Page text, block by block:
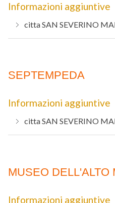
Informazioni aggiuntive
cittaSAN SEVERINO
SEPTEMPEDA
Informazioni aggiuntive
cittaSAN SEVERINO
MUSEO DELL'ALTO
Informazioni aggiuntive